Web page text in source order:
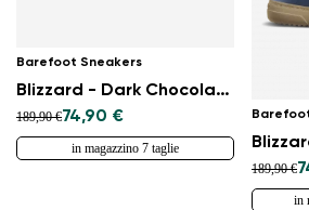
Cambiare
Barefoot Sneakers
Blizzard - Dark Chocolate Brown
189,90 €74,90 €
in magazzino 7 taglie
189,90 €
in